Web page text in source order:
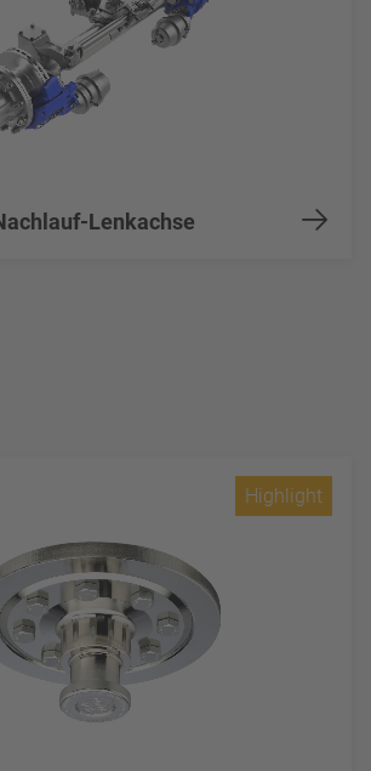
Lenkachse
Highlight